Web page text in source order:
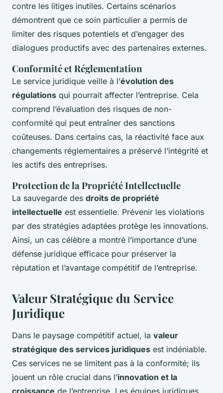
contre les litiges inutiles. Certains scénarios
démontrent que ce soin particulier a permis de
limiter des risques potentiels et d’engager des
dialogues productifs avec des partenaires externes.
Conformité et Réglementation
Le service juridique veille à l’évolution des
régulations qui pourrait affecter l’entreprise. Cela
comprend l’évaluation des risques de non-
conformité qui peut entraîner des sanctions
coûteuses. Dans certains cas, la réactivité face aux
changements réglementaires a préservé l’intégrité et
les actifs des entreprises.
Protection de la Propriété Intellectuelle
La sauvegarde des droits de propriété
intellectuelle est essentielle. Prévenir les violations
par des stratégies adaptées protège les innovations.
Ainsi, un cas célèbre a montré l’importance d’une
défense juridique efficace pour préserver la
réputation et l’avantage compétitif de l’entreprise.
Valeur Stratégique du Service
Juridique
Dans le paysage compétitif actuel, la valeur
stratégique des services juridiques est indéniable.
Ces services ne se limitent pas à la conformité; ils
jouent un rôle crucial dans l’innovation et la
croissance de l’entreprise. Les équipes juridiques